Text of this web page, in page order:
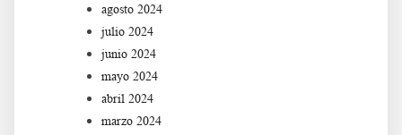
agosto 2024
julio 2024
junio 2024
mayo 2024
abril 2024
marzo 2024